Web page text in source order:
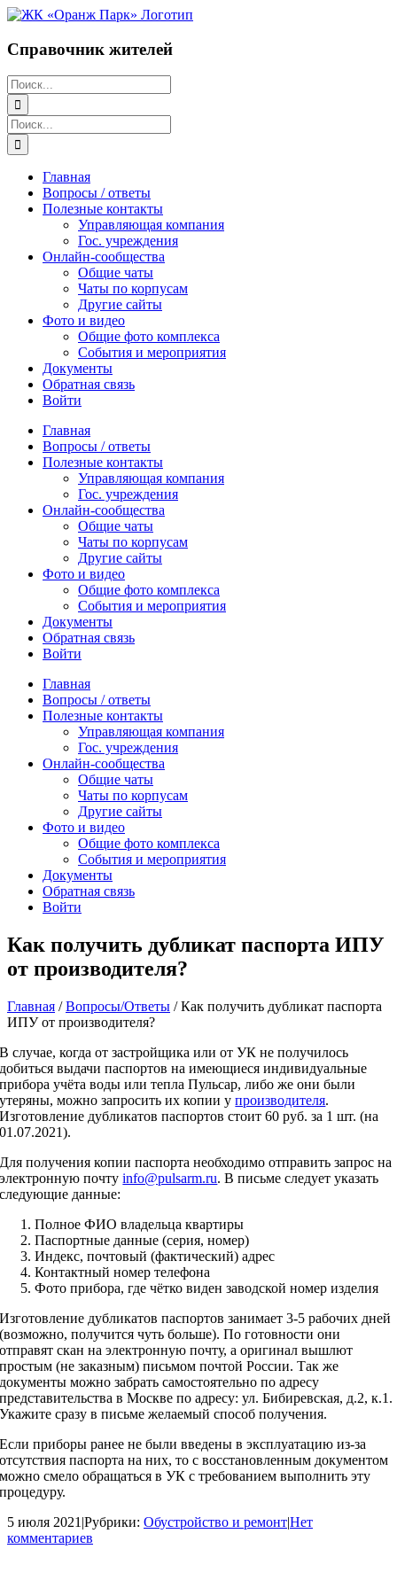
Перейти
содержимому
Справочник жителей
Поиск:
Поиск:
Главная
Вопросы / ответы
Полезные контакты
Управляющая компания
Гос. учреждения
Онлайн-сообщества
Общие чаты
Чаты по корпусам
Другие сайты
Фото и видео
Общие фото комплекса
События и мероприятия
Документы
Обратная связь
Войти
Главная
Вопросы / ответы
Полезные контакты
Управляющая компания
Гос. учреждения
Онлайн-сообщества
Общие чаты
Чаты по корпусам
Другие сайты
Фото и видео
Общие фото комплекса
События и мероприятия
Документы
Обратная связь
Войти
Главная
Вопросы / ответы
Полезные контакты
Управляющая компания
Гос. учреждения
Онлайн-сообщества
Общие чаты
Чаты по корпусам
Другие сайты
Фото и видео
Общие фото комплекса
События и мероприятия
Документы
Обратная связь
Войти
Как получить дубликат паспорта ИПУ
от производителя?
Главная /Вопросы/Ответы /Как получить дубликат паспорта
ИПУ от производителя?
В случае, когда от застройщика или от УК не получилось
добиться выдачи паспортов на имеющиеся индивидуальные
прибора учёта воды или тепла Пульсар, либо же они были
утеряны, можно запросить их копии упроизводителя.
Изготовление дубликатов паспортов стоит 60 руб. за 1 шт. (на
01.07.2021).
Для получения копии паспорта необходимо отправить запрос на
электронную почтуinfo@pulsarm.ru. В письме следует указать
следующие данные:
Полное ФИО владельца квартиры
Паспортные данные (серия, номер)
Индекс, почтовый (фактический) адрес
Контактный номер телефона
Фото прибора, где чётко виден заводской номер изделия
Изготовление дубликатов паспортов занимает 3-5 рабочих дней
(возможно, получится чуть больше). По готовности они
отправят скан на электронную почту, а оригинал вышлют
простым (не заказным) письмом почтой России. Так же
документы можно забрать самостоятельно по адресу
представительства в Москве по адресу: ул. Бибиревская, д.2, к.1.
Укажите сразу в письме желаемый способ получения.
Если приборы ранее не были введены в эксплуатацию из-за
отсутствия паспорта на них, то с восстановленным документом
можно смело обращаться в УК с требованием выполнить эту
процедуру.
5 июля 2021 |Рубрики: Обустройство и ремонт|Нет
комментариев